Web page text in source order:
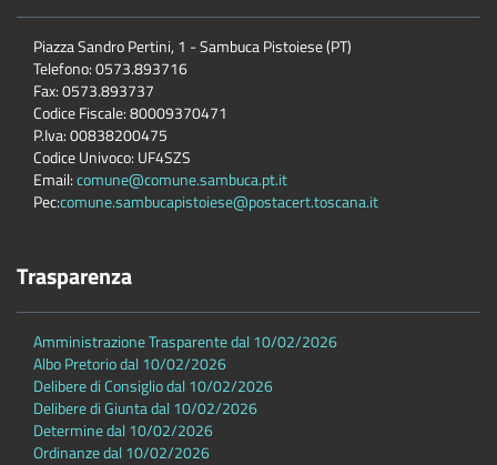
Piazza Sandro Pertini, 1 - Sambuca Pistoiese (PT)
Telefono: 0573.893716
Fax: 0573.893737
Codice Fiscale: 80009370471
P.Iva: 00838200475
Codice Univoco: UF4SZS
Email:comune@comune.sambuca.pt.it
Pec:comune.sambucapistoiese@postacert.toscana.it
Trasparenza
Amministrazione Trasparente dal 10/02/2026
Albo Pretorio dal 10/02/2026
Delibere di Consiglio dal 10/02/2026
Delibere di Giunta dal 10/02/2026
Determine dal 10/02/2026
Ordinanze dal 10/02/2026